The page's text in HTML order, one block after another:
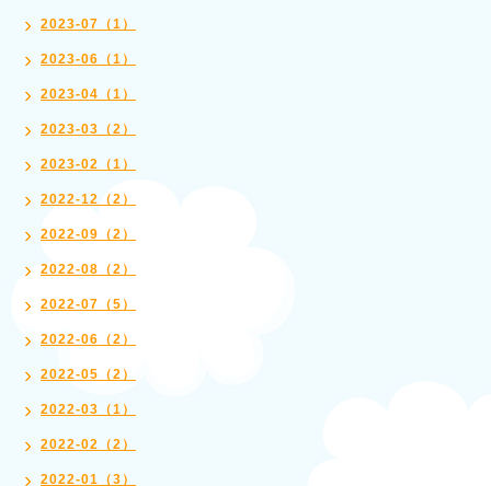
2023-07（1）
2023-06（1）
2023-04（1）
2023-03（2）
2023-02（1）
2022-12（2）
2022-09（2）
2022-08（2）
2022-07（5）
2022-06（2）
2022-05（2）
2022-03（1）
2022-02（2）
2022-01（3）